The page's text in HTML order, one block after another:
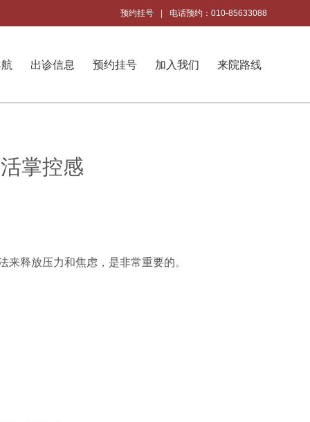
电话预约：010-85633088
预约挂号
出诊信息 预约挂号 加入我们 来院路线
掌控感
释放压力和焦虑，是非常重要的。